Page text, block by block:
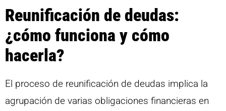
Reunificación de deudas:
¿cómo funciona y cómo
hacerla?
El proceso de reunificación de deudas implica la
agrupación de varias obligaciones financieras en